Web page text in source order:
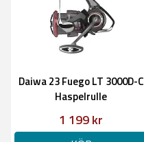
Daiwa 23 Fuego LT 3000D-C
Haspelrulle
1 199 kr